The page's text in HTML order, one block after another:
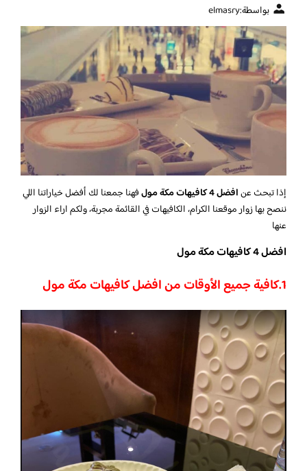
بواسطة:elmasry
إذا تبحث عنافضل 4 كافيهات مكة مول
فهنا جمعنا لك أفضل خياراتنا اللي
ننصح بها زوار موقعنا الكرام، الكافيهات في القائمة مجربة، ولكم اراء الزوار
عنها
افضل 4 كافيهات مكة مول
1.كافية جميع الأوقات من افضل كافيهات مكة مول